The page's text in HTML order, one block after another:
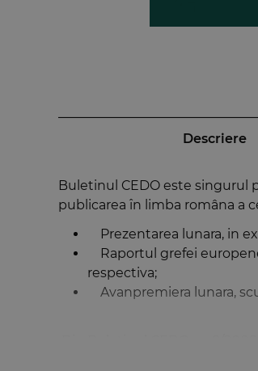
Descriere
Buletinul CEDO este singurul
publicarea în limba româna a
Prezentarea lunara, in
Raportul grefei
respectiva;
Avanpremiera lunara,